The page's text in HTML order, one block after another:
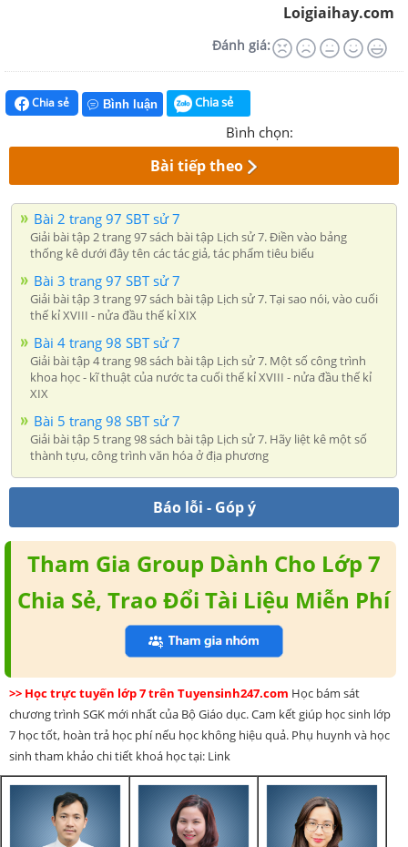
Loigiaihay.com
Đánh giá:
Chia sẻ Bình luận Chia sẻ
Bình chọn:
Bài tiếp theo
Bài 2 trang 97 SBT sử 7
Giải bài tập 2 trang 97 sách bài tập Lịch sử 7. Điền vào bảng
thống kê dưới đây tên các tác giả, tác phẩm tiêu biểu
Bài 3 trang 97 SBT sử 7
Giải bài tập 3 trang 97 sách bài tập Lịch sử 7. Tại sao nói, vào cuối
thế kỉ XVIII - nửa đầu thế kỉ XIX
Bài 4 trang 98 SBT sử 7
Giải bài tập 4 trang 98 sách bài tập Lịch sử 7. Một số công trình
khoa học - kĩ thuật của nước ta cuối thế kỉ XVIII - nửa đầu thế kỉ
XIX
Bài 5 trang 98 SBT sử 7
Giải bài tập 5 trang 98 sách bài tập Lịch sử 7. Hãy liệt kê một số
thành tựu, công trình văn hóa ở địa phương
Báo lỗi - Góp ý
Tham Gia Group Dành Cho Lớp 7
Chia Sẻ, Trao Đổi Tài Liệu Miễn Phí
>> Học trực tuyến lớp 7 trên Tuyensinh247.com Học bám sát
chương trình SGK mới nhất của Bộ Giáo dục. Cam kết giúp học sinh lớp
7 học tốt, hoàn trả học phí nếu học không hiệu quả. Phụ huynh và học
sinh tham khảo chi tiết khoá học tại: Link